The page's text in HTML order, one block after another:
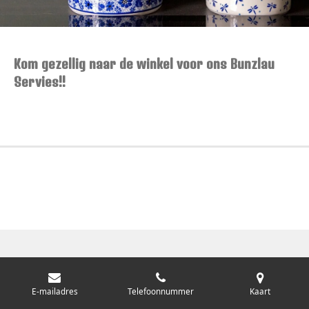
Kom gezellig naar de winkel voor ons Bunzlau
Servies!!
E-mailadres Telefoonnummer Kaart